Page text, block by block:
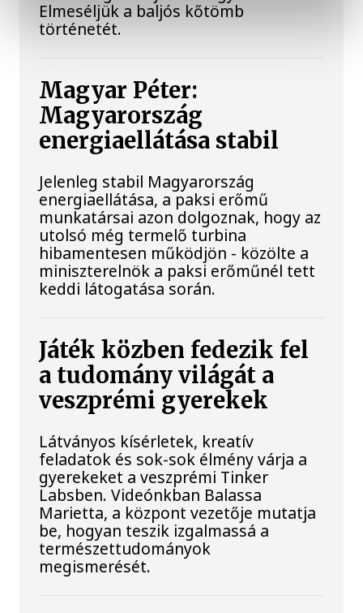
Elmeséljük a baljós kőtömb
történetét.
Magyar Péter:
Magyarország
energiaellátása stabil
Jelenleg stabil Magyarország
energiaellátása, a paksi erőmű
munkatársai azon dolgoznak, hogy az
utolsó még termelő turbina
hibamentesen működjön - közölte a
miniszterelnök a paksi erőműnél tett
keddi látogatása során.
Játék közben fedezik fel
a tudomány világát a
veszprémi gyerekek
Látványos kísérletek, kreatív
feladatok és sok-sok élmény várja a
gyerekeket a veszprémi Tinker
Labsben. Videónkban Balassa
Marietta, a központ vezetője mutatja
be, hogyan teszik izgalmassá a
természettudományok
megismerését.